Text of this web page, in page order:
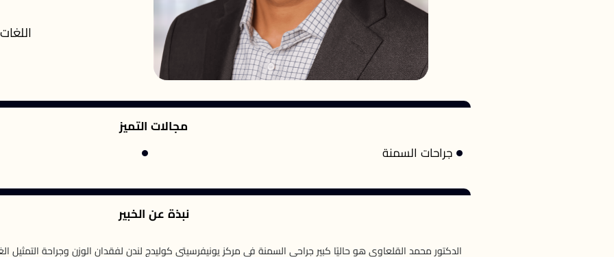
اللغات
مجالات التميز
جراحات السمنة
نبذة عن الخبير
الدكتور محمد القلعاوي هو حاليًا كبير جراحي السمنة في مركز يونيفرسيتي كوليدج لندن لفقدان الوزن وجراحة